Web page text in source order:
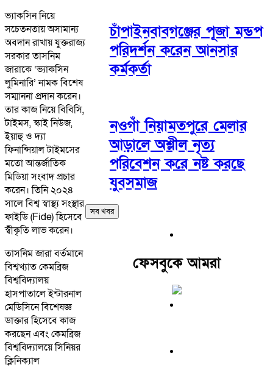
ভ্যাকসিন নিয়ে
সচেতনতায় অসামান্য
অবদান রাখায় যুক্তরাজ্য
সরকার তাসনিম
জারাকে ‘ভ্যাকসিন
লুমিনারি’ নামক বিশেষ
সম্মাননা প্রদান করেন।
তার কাজ নিয়ে বিবিসি,
টাইমস, স্কাই নিউজ,
ইয়াহু ও দ্যা
ফিনান্সিয়াল টাইমসের
মতো আন্তর্জাতিক
মিডিয়া সংবাদ প্রচার
করেন। তিনি ২০২৪
সালে বিশ্ব স্বাস্থ্য সংস্থার
ফাইডি (Fide) হিসেবে
স্বীকৃতি লাভ করেন।
তাসনিম জারা বর্তমানে
বিশ্বখ্যাত কেমব্রিজ
বিশ্ববিদ্যালয়
হাসপাতালে ইন্টারনাল
মেডিসিনে বিশেষজ্ঞ
ডাক্তার হিসেবে কাজ
করছেন এবং কেমব্রিজ
বিশ্ববিদ্যালয়ে সিনিয়র
ক্লিনিক্যাল
চাঁপাইনবাবগঞ্জের পূজা মন্ডপ
পরিদর্শন করেন আনসার
কর্মকর্তা
নওগাঁ নিয়ামতপুরে মেলার
আড়ালে অশ্লীল নৃত্য
পরিবেশন করে নষ্ট করছে
যুবসমাজ
সব খবর
ফেসবুকে আমরা